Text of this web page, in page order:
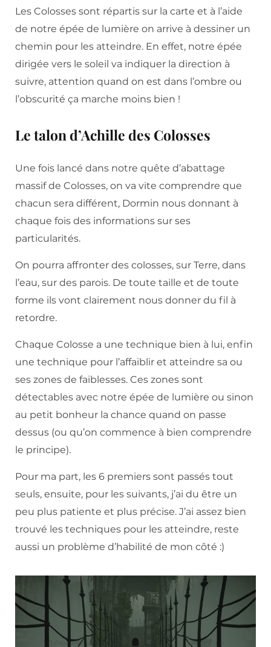
Les Colosses sont répartis sur la carte et à l’aide
de notre épée de lumière on arrive à dessiner un
chemin pour les atteindre. En effet, notre épée
dirigée vers le soleil va indiquer la direction à
suivre, attention quand on est dans l’ombre ou
l’obscurité ça marche moins bien !
Le talon d’Achille des Colosses
Une fois lancé dans notre quête d’abattage
massif de Colosses, on va vite comprendre que
chacun sera différent, Dormin nous donnant à
chaque fois des informations sur ses
particularités.
On pourra affronter des colosses, sur Terre, dans
l’eau, sur des parois. De toute taille et de toute
forme ils vont clairement nous donner du fil à
retordre.
Chaque Colosse a une technique bien à lui, enfin
une technique pour l’affaiblir et atteindre sa ou
ses zones de faiblesses. Ces zones sont
détectables avec notre épée de lumière ou sinon
au petit bonheur la chance quand on passe
dessus (ou qu’on commence à bien comprendre
le principe).
Pour ma part, les 6 premiers sont passés tout
seuls, ensuite, pour les suivants, j’ai du être un
peu plus patiente et plus précise. J’ai assez bien
trouvé les techniques pour les atteindre, reste
aussi un problème d’habilité de mon côté :)